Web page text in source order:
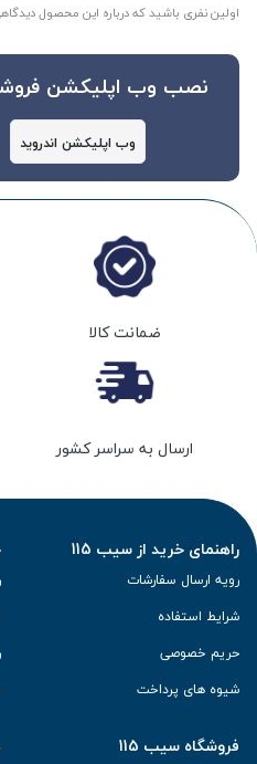
اولین نفری باشید که درباره این محصول
نصب وب اپلیکشن
وب اپلیکشن اندروید
ضمانت کالا
ارسال به سراسر کشور
راهنمای خرید از سیب 115
رویه ارسال سفارشات
شرایط استفاده
حریم خصوصی
شیوه های پرداخت
فروشگاه سیب 115